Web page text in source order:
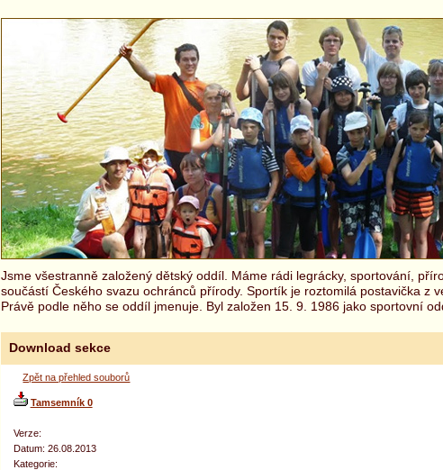
Jsme všestranně založený dětský oddíl. Máme rádi legrácky, sportování,
součástí Českého svazu ochránců přírody. Sportík je roztomilá postavička z
Právě podle něho se oddíl jmenuje. Byl založen 15. 9. 1986 jako sportovní
Download sekce
Zpět na přehled souborů
Tamsemník 0
Verze:
Datum: 26.08.2013
Kategorie: